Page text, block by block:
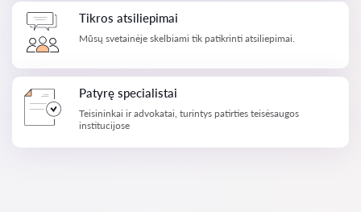
Tikros atsiliepimai
Mūsų svetainėje skelbiami tik patikrinti atsiliepimai.
Patyrę specialistai
Teisininkai ir advokatai, turintys patirties teisėsaugos
institucijose